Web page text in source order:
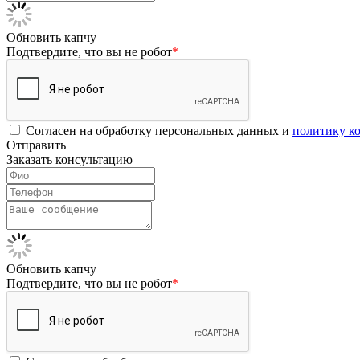
Обновить капчу
Подтвердите, что вы не робот*
Согласен на обработку персональных данных и политику
Отправить
Заказать консультацию
Обновить капчу
Подтвердите, что вы не робот*